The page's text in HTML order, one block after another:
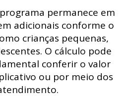
permanece em
adicionais conforme o
crianças pequenas,
O cálculo pode
conferir o valor
ou por meio dos